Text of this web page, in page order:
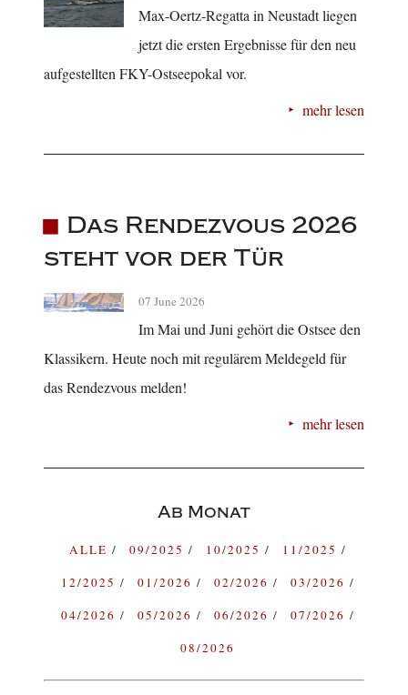
Max-Oertz-Regatta in Neustadt liegen
jetzt die ersten Ergebnisse für den neu
aufgestellten FKY-Ostseepokal vor.
mehr lesen
Das Rendezvous 2026
steht vor der Tür
07 June 2026
Im Mai und Juni gehört die Ostsee den
Klassikern. Heute noch mit regulärem Meldegeld für
das Rendezvous melden!
mehr lesen
Ab Monat
ALLE 09/2025 10/2025
11/2025
12/2025
01/2026 02/2026
03/2026
04/2026
05/2026 06/2026
07/2026
08/2026